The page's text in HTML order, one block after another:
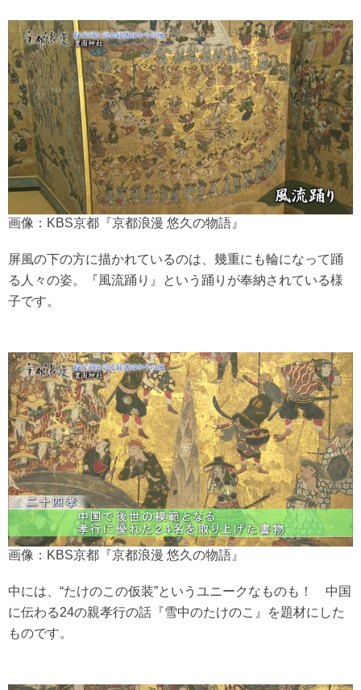
画像：KBS京都『京都浪漫 悠久の物語』
屏風の下の方に描かれているのは、幾重にも輪になって踊
る人々の姿。『風流踊り』という踊りが奉納されている様
子です。
画像：KBS京都『京都浪漫 悠久の物語』
中には、“たけのこの仮装”というユニークなものも！ 中国
に伝わる24の親孝行の話『雪中のたけのこ』を題材にした
ものです。